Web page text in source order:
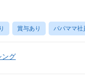
賞与あり パパママ社
ング